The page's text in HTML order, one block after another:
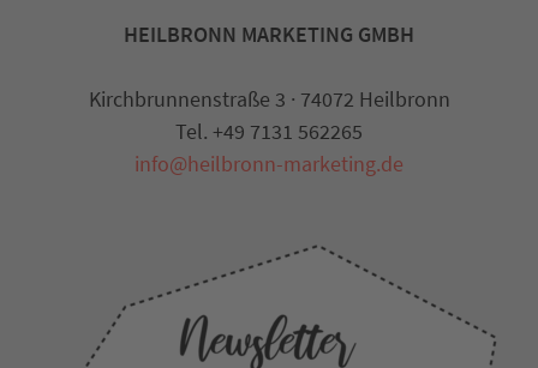
HEILBRONN MARKETING GMBH
Kirchbrunnenstraße 3 · 74072 Heilbronn
Tel. +49 7131 562265
info@heilbronn-marketing.de